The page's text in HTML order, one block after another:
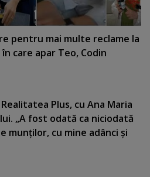
pentru mai multe reclame la
care apar Teo, Codin
Plus, cu Ana Maria
„A fost odată ca niciodată
munţilor, cu mine adânci şi